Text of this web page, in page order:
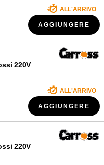
ALL'ARRIVO
AGGIUNGERE
220V
ALL'ARRIVO
AGGIUNGERE
220V